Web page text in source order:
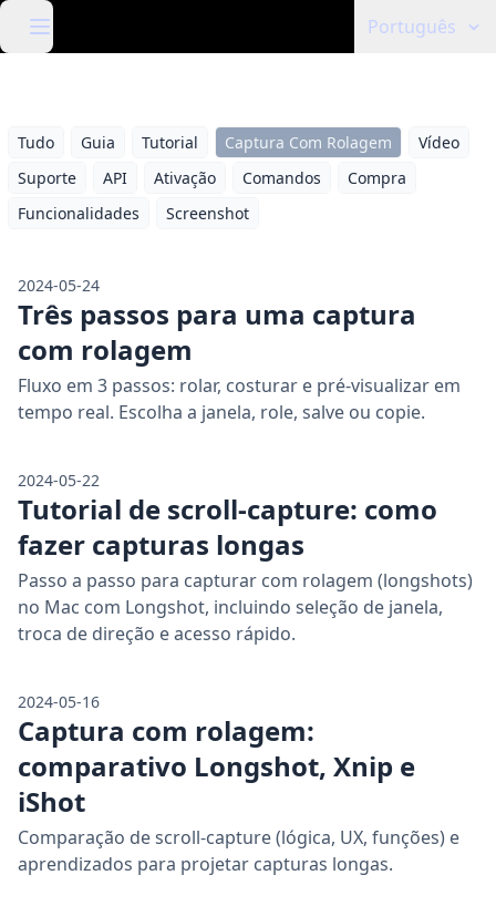
Português
Tudo Guia Tutorial Captura Com Rolagem
Vídeo
Suporte
API Ativação Comandos
Compra
Funcionalidades
Screenshot
2024-05-24
Três passos para uma captura
com rolagem
Fluxo em 3 passos: rolar, costurar e pré-visualizar em
tempo real. Escolha a janela, role, salve ou copie.
2024-05-22
Tutorial de scroll-capture: como
fazer capturas longas
Passo a passo para capturar com rolagem (longshots)
no Mac com Longshot, incluindo seleção de janela,
troca de direção e acesso rápido.
2024-05-16
Captura com rolagem:
comparativo Longshot, Xnip e
iShot
Comparação de scroll-capture (lógica, UX, funções) e
aprendizados para projetar capturas longas.